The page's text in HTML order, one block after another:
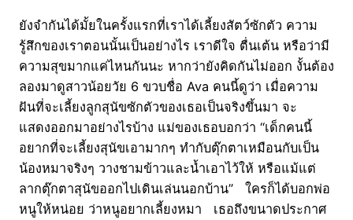
ยังจำกันได้มั้ยในครั้งแรกที่เราได้เลี้ยงสัตว์ซักตัว ความ
รู้สึกของเราตอนนั้นเป็นอย่างไร เราดีใจ ตื่นเต้น หรือว่ามี
ความสุขมากแค่ไหนกันนะ หากว่ายังคิดกันไม่ออก งั้นต้อง
ลองมาดูสาวน้อยวัย 6 ขวบชื่อ Ava คนนี้ดูว่า เมื่อความ
ฝันที่จะเลี้ยงลูกสุนัขซักตัวของเธอเป็นจริงขึ้นมา จะ
แสดงออกมาอย่างไรบ้าง แม่ของเธอบอกว่า “เด็กคนนี้
อยากที่จะเลี้ยงสุนัขเอามากๆ ทำกับตุ๊กตาเหมือนกับเป็น
น้องหมาจริงๆ วางชามข้าวและน้ำเอาไว้ให้ หรือแม้แต่
ลากตุ๊กตาสุนัขออกไปเดินเล่นนอกบ้าน” ใครก็ได้บอกพ่อ
หนูให้หน่อย ว่าหนูอยากเลี้ยงหมา เธอถึงขนาดประกาศ